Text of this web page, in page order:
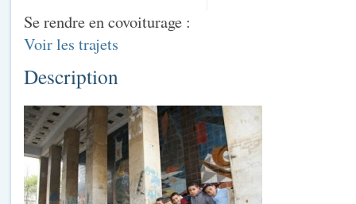
Se rendre en covoiturage :
Voir les trajets
Description